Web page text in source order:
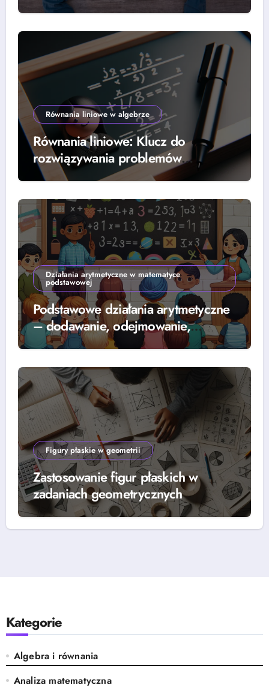
Równania liniowe w algebrze
Równania liniowe: Klucz do
rozwiązywania problemów
algebraicznych
Działania arytmetyczne w matematyce
podstawowej
Podstawowe działania arytmetyczne
– dodawanie, odejmowanie,
mnożenie i dzielenie
Figury płaskie w geometrii
Zastosowanie figur płaskich w
zadaniach geometrycznych
Kategorie
Algebra i równania
Analiza matematyczna